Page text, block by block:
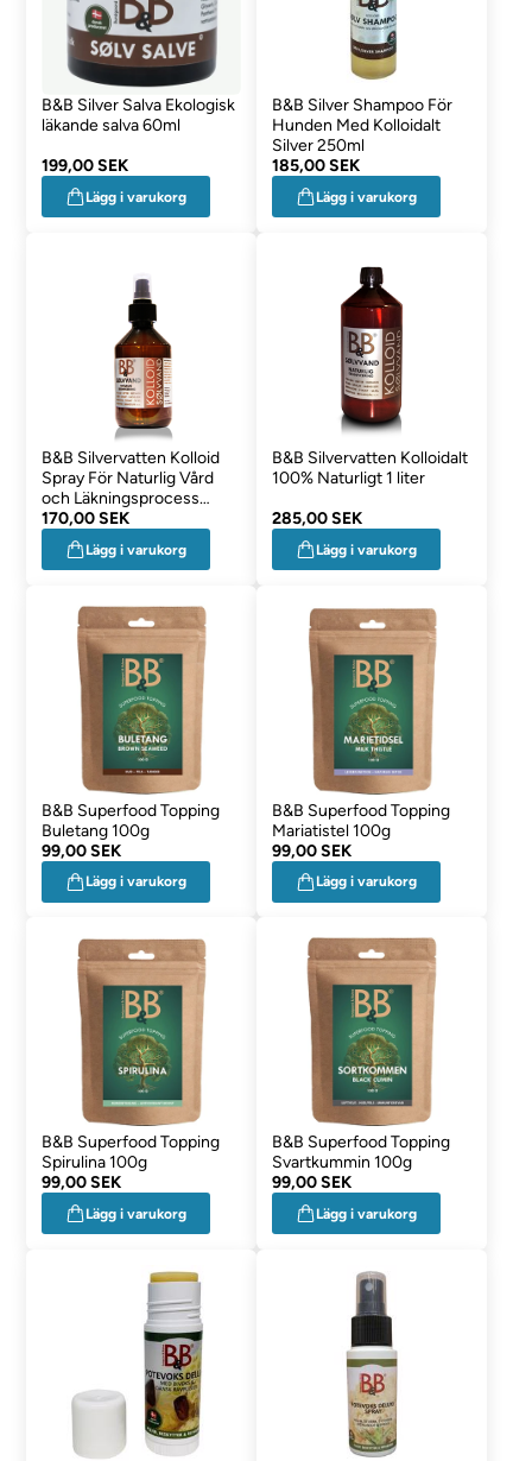
B&B Silver Salva Ekologisk
läkande salva 60ml
199,00 SEK
Lägg i varukorg
B&B Silver Shampoo För
Hunden Med Kolloidalt
Silver 250ml
185,00 SEK
Lägg i varukorg
B&B Silvervatten Kolloid
Spray För Naturlig Vård
och Läkningsprocess
250ml
170,00 SEK
Lägg i varukorg
B&B Silvervatten Kolloidalt
100% Naturligt 1 liter
285,00 SEK
Lägg i varukorg
B&B Superfood Topping
Buletang 100g
99,00 SEK
Lägg i varukorg
B&B Superfood Topping
Mariatistel 100g
99,00 SEK
Lägg i varukorg
B&B Superfood Topping
Spirulina 100g
99,00 SEK
Lägg i varukorg
B&B Superfood Topping
Svartkummin 100g
99,00 SEK
Lägg i varukorg